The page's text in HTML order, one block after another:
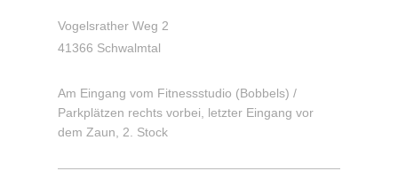
Vogelsrather Weg 2
41366 Schwalmtal
Am Eingang vom Fitnessstudio (Bobbels) /
Parkplätzen rechts vorbei, letzter Eingang vor
dem Zaun, 2. Stock